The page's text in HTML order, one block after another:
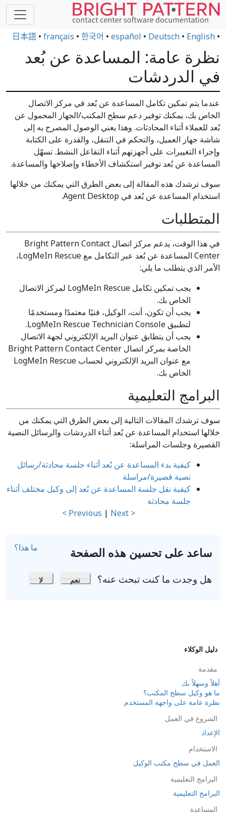
•
日本語 • français • 한국어 • español • Deutsch • English
نظرة عامة: المساعدة عن بُعد
في الدردشات
عندما يتم تمكين تكامل المساعدة عن بُعد في مركز الاتصال
الخاص بك، يمكنك توفير دعم سطح المكتب/الجهاز المحمول عن
بُعد للعملاء أثناء المحادثات. وهذا يعني الوصول المصرح به إلى
شاشة جهاز العميل، والتحكم في التنقل، والقدرة على الكتابة
وإجراء التغييرات على أجهزتهم أثناء التفاعل النشط. تسهّل
المساعدة عن بُعد توفير استكشاف الأخطاء وإصلاحها والمساعدة.
سوف ترشدك هذه المقالة إلى بعض الطرق التي يمكنك من خلالها
استخدام المساعدة عن بُعد في Agent Desktop.
المتطلبات
في هذا الوقت، يدعم مركز اتصال Bright Pattern Contact
Center المساعدة عن بُعد عبر التكامل مع LogMeIn Rescue،
الأمر الذي يتطلب ما يلي:
يجب تمكين تكامل LogMeIn Rescue لمركز الاتصال
الخاص بك.
يجب أن تكون، أنت، الوكيل، فنيًا معتمدًا ومستخدمًا
لتطبيق LogMeIn Rescue Technician Console.
يجب أن يتطابق عنوان البريد الإلكتروني لجهة الاتصال
الخاصة بمركز اتصال Bright Pattern Contact Center
مع عنوان البريد الإلكتروني لحساب LogMeIn Rescue
الخاص بك.
البرامج التعليمية
سوف ترشدك المقالات التالية إلى بعض الطرق التي يمكنك من
خلالها استخدام المساعدة عن بُعد أثناء الدردشات والرسائل النصية
القصيرة وجلسات المراسلة:
كيفية بدء المساعدة عن بُعد أثناء جلسة محادثة/رسائل
نصية قصيرة/مراسلة
كيفية نقل جلسة المساعدة عن بُعد إلى وكيل مختلف أثناء
جلسة محادثة
< Previous
| Next >
ساعد على تحسين هذه الصفحة ما هذا؟
هل وجدت ما كنت تبحث عنه؟ نعم لا
دليل الوكلاء
مقدمة
أهلاً وسهلاً بك
ما هو وكيل سطح المكتب؟
نظرة عامة على واجهة المستخدم
الشروع في العمل
الإعداد
الاستخدام
العمل في سطح مكتب الوكيل
البرامج التعليمية
البرامج التعليمية
المساعدة